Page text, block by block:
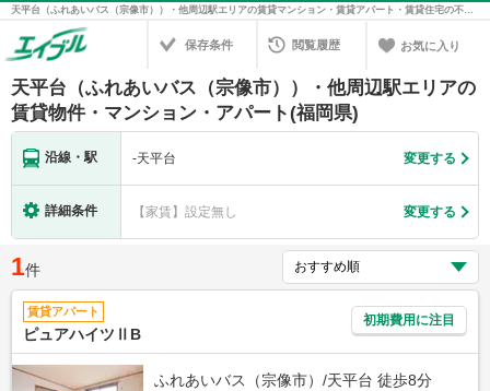
天平台（ふれあいバス（宗像市））・他周辺駅エリアの賃貸マンション・賃貸アパート・賃貸住宅の不動産情報を検索！不動産賃貸の物件探しは、お部屋探しのエイブル
保存条件 閲覧履歴 お気に入り
天平台（ふれあいバス（宗像市））・他周辺駅エリアの
賃貸物件・マンション・アパート(福岡県)
沿線・駅 -天平台 変更する
詳細条件 【家賃】設定無し 変更する
1件
賃貸アパート
ピュアハイツⅡB
初期費用に注目
ふれあいバス（宗像市）/天平台 徒歩8分